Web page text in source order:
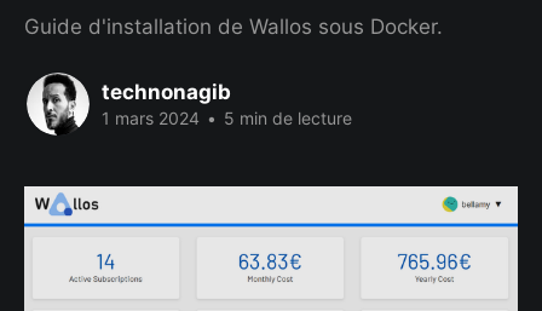
Guide d'installation de Wallos sous Docker.
technonagib
1 mars 2024 • 5 min de lecture